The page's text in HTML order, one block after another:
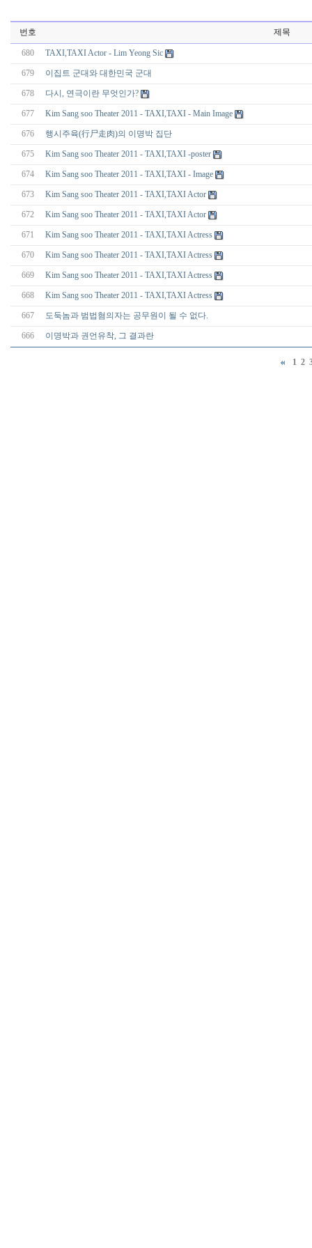
번호 제목
680 TAXI,TAXI Actor - Lim Yeong Sic
679 이집트 군대와 대한민국 군대
678 다시, 연극이란 무엇인가?
677 Kim Sang soo Theater 2011 - TAXI,TAXI - Main Image
676 행시주육(行尸走肉)의 이명박 집단
675 Kim Sang soo Theater 2011 - TAXI,TAXI -poster
674 Kim Sang soo Theater 2011 - TAXI,TAXI - Image
673 Kim Sang soo Theater 2011 - TAXI,TAXI Actor
672 Kim Sang soo Theater 2011 - TAXI,TAXI Actor
671 Kim Sang soo Theater 2011 - TAXI,TAXI Actress
670 Kim Sang soo Theater 2011 - TAXI,TAXI Actress
669 Kim Sang soo Theater 2011 - TAXI,TAXI Actress
668 Kim Sang soo Theater 2011 - TAXI,TAXI Actress
667 도둑놈과 범법혐의자는 공무원이 될 수 없다.
666 이명박과 권언유착, 그 결과란
1 2